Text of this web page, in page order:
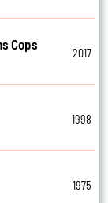
Cops
2017
1998
1975